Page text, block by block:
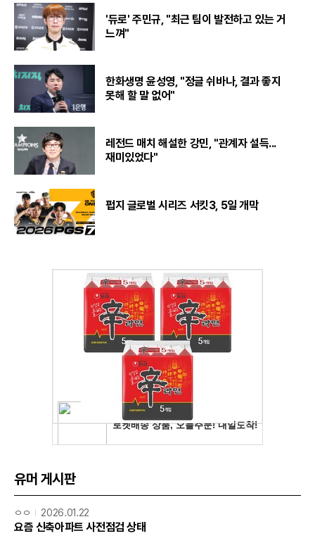
'듀로' 주민규, "최근 팀이 발전하고 있는 거
느껴"
한화생명 윤성영, "정글 쉬바나, 결과 좋지
못해 할 말 없어"
레전드 매치 해설한 강민, "관계자 설득...
재미있었다"
펍지 글로벌 시리즈 서킷3, 5일 개막
유머 게시판
ㅇㅇ 2026.01.22
요즘 신축아파트 사전점검 상태